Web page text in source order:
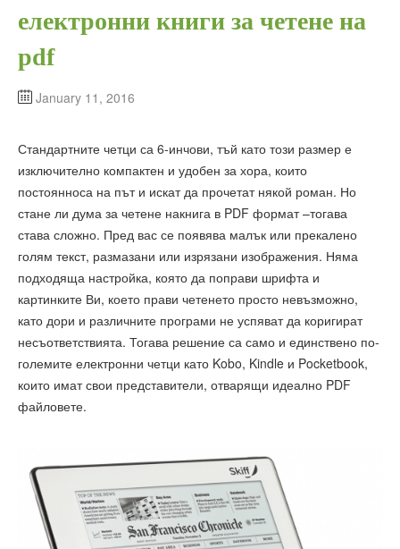
електронни книги за четене на
pdf
January 11, 2016
Стандартните четци са 6-инчови, тъй като този размер е
изключително компактен и удобен за хора, които
постоянноса на път и искат да прочетат някой роман. Но
стане ли дума за четене накнига в PDF формат –тогава
става сложно. Пред вас се появява малък или прекалено
голям текст, размазани или изрязани изображения. Няма
подходяща настройка, която да поправи шрифта и
картинките Ви, което прави четенето просто невъзможно,
като дори и различните програми не успяват да коригират
несъответствията. Тогава решение са само и единствено по-
големите електронни четци като Kobo, Kindle и Pocketbook,
които имат свои представители, отварящи идеално PDF
файловете.